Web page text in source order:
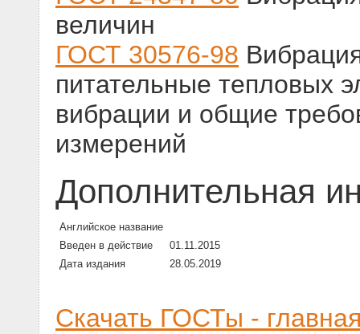
величин
ГОСТ 30576-98
питательные тепловых
вибрации и общие
измерений
Дополнительная
Английское название
Введен в действие
01.11.2015
Дата издания
28.05.2019
Скачать ГОСТы -